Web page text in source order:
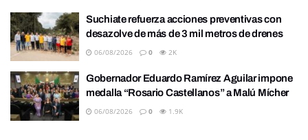
Suchiate refuerza acciones preventivas con
desazolve de más de 3 mil metros de drenes
06/08/2026 0 2K
Gobernador Eduardo Ramírez Aguilar impone
medalla “Rosario Castellanos” a Malú Mícher
06/08/2026 0 1.9K